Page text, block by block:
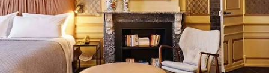
Les Pays-Bas selonvos envies
Parce que chaque voyageur est différent